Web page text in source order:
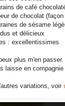
de café
de chocolat
de sésame
et délicieux
: excellentissimes
plus m'en passer.
laisse en
variations, voir